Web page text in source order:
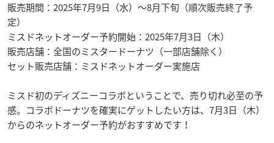
販売期間：2025年7月9日（水）～8月下旬（順次販売終了予
定）
ミスドネットオーダー予約開始：2025年7月3日（木）
販売店舗：全国のミスタードーナツ（一部店舗除く）
セット販売店舗：ミスドネットオーダー実施店
ミスド初のディズニーコラボということで、売り切れ必至の予
感。コラボドーナツを確実にゲットしたい方は、7月3日（木）
からのネットオーダー予約がおすすめです！